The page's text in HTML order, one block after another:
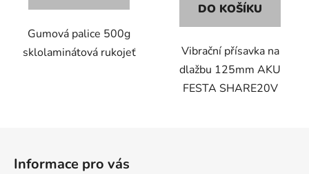
Gumová palice 500g
sklolaminátová rukojeť
DO KOŠÍKU
Vibrační přísavka na
dlažbu 125mm AKU
FESTA SHARE20V
Informace pro vás